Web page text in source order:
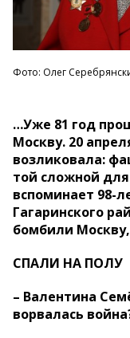
Фото: Олег
…Уже 81 год
Москву. 20
возликовала:
той сложной
вспоминает 98-
Гагаринского
бомбили
СПАЛИ НА ПОЛУ
– Валентина
ворвалась